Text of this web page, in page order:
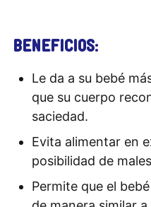
BENEFICIOS:
Le da a su bebé
que su cuerpo
saciedad.
Evita alimentar en
posibilidad de
Permite que el